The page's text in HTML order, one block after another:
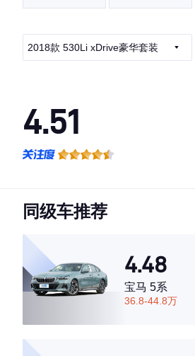
2018款 530Li xDrive豪华套装
4.51
·空间表现较为优秀，优于50%同级车
同级车推荐
4.48
宝马 5系
36.8-44.8万